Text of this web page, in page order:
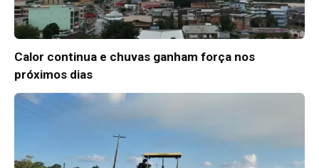
Calor continua e chuvas ganham força nos
próximos dias